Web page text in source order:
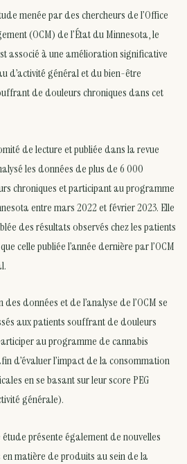
menée par des chercheurs de l’Office
(OCM) de l’État du Minnesota, le
associé à une amélioration significative
d’activité général et du bien-être
de douleurs chroniques dans cet
de lecture et publiée dans la revue
les données de plus de 6 000
chroniques et participant au programme
entre mars 2022 et février 2023. Elle
des résultats observés chez les patients
celle publiée l’année dernière par l’OCM
données et de l’analyse de l’OCM se
aux patients souffrant de douleurs
au programme de cannabis
d’évaluer l’impact de la consommation
en se basant sur leur score PEG
générale).
présente également de nouvelles
matière de produits au sein de la